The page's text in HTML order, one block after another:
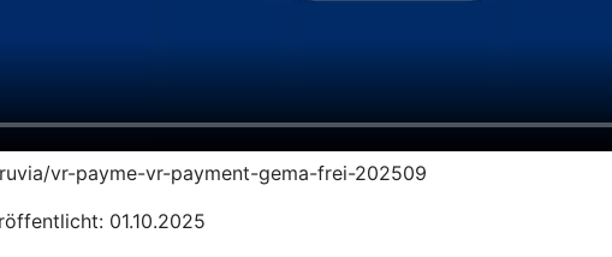
vr-payme-vr-payment-gema-frei-202509
01.10.2025